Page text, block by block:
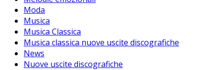
Moda
Musica
Musica Classica
Musica classica nuove uscite discografiche
News
Nuove uscite discografiche